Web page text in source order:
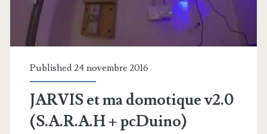
Published 24 novembre 2016
JARVIS et ma domotique v2.0
(S.A.R.A.H + pcDuino)